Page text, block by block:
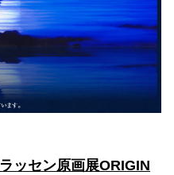
ラッセン原画展ORIGIN